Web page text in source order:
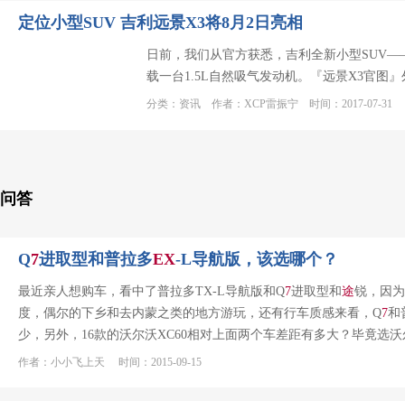
定位小型SUV 吉利远景X3将8月2日亮相
日前，我们从官方获悉，吉利全新小型
载一台1.5L自然吸气发动机。『远景X3官图
分类：资讯 作者：XCP雷振宁 时间：2017-07-31
问答
Q7进取型和普拉多EX-L导航版，该选哪个？
最近亲人想购车，看中了普拉多TX-L导航版和Q7进取型和途锐，因
度，偶尔的下乡和去内蒙之类的地方游玩，还有行车质感来看，Q7和
少，另外，16款的沃尔沃XC60相对上面两个车差距有多大？毕竟选
作者：小小飞上天 时间：2015-09-15